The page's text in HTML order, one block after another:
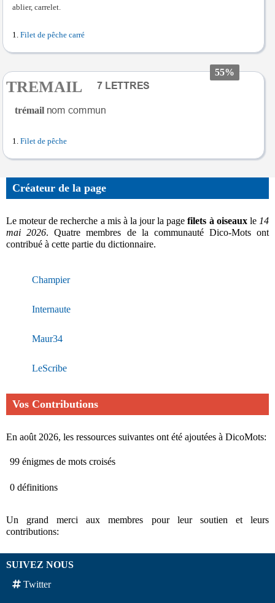
ablier, carrelet.
Filet de pêche carré
55%
TREMAIL
trémail
Filet de pêche
Créateur de la page
Le moteur de recherche a mis à la jour la pagefilets à oiseauxle 14
mai 2026. Quatre membres de la communauté Dico-Mots ont
contribué à cette partie du dictionnaire.
Champier
Internaute
Maur34
LeScribe
Vos Contributions
En août 2026, les ressources suivantes ont été ajoutées à DicoMots:
99 énigmes de mots croisés
0 définitions
Un grand merci aux membres pour leur soutien et leurs
contributions:
SUIVEZ NOUS
Twitter